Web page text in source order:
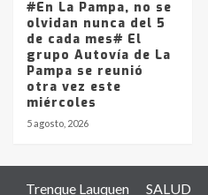
#En La Pampa, no se
olvidan nunca del 5
de cada mes# El
grupo Autovía de La
Pampa se reunió
otra vez este
miércoles
5 agosto, 2026
Trenque Lauquen SALUD